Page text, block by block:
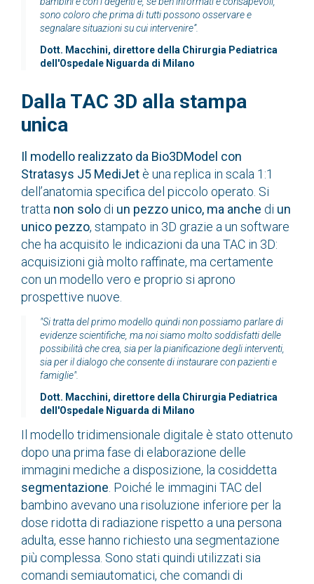
sono coloro che prima di tutti possono osservare e
segnalare situazioni su cui intervenire”.
Dott. Macchini, direttore della Chirurgia Pediatrica
dell'Ospedale Niguarda di Milano
Dalla TAC 3D alla stampa
unica
Il modello realizzato da Bio3DModel con
Stratasys J5 MediJet è una replica in scala 1:1
dell’anatomia specifica del piccolo operato. Si
tratta non solo di un pezzo unico, ma anche di un
unico pezzo, stampato in 3D grazie a un software
che ha acquisito le indicazioni da una TAC in 3D:
acquisizioni già molto raffinate, ma certamente
con un modello vero e proprio si aprono
prospettive nuove.
"Si tratta del primo modello quindi non possiamo parlare di
evidenze scientifiche, ma noi siamo molto soddisfatti delle
possibilità che crea, sia per la pianificazione degli interventi,
sia per il dialogo che consente di instaurare con pazienti e
famiglie".
Dott. Macchini, direttore della Chirurgia Pediatrica
dell'Ospedale Niguarda di Milano
Il modello tridimensionale digitale è stato ottenuto
dopo una prima fase di elaborazione delle
immagini mediche a disposizione, la cosiddetta
segmentazione . Poiché le immagini TAC del
bambino avevano una risoluzione inferiore per la
dose ridotta di radiazione rispetto a una persona
adulta, esse hanno richiesto una segmentazione
più complessa. Sono stati quindi utilizzati sia
comandi semiautomatici, che comandi di